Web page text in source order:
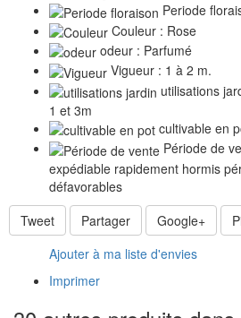
Periode
Couleur : Rose
odeur : Parfumé
Vigueur : 1 à 2 m.
utilisations
1 et 3m
cultivable en
Période de
expédiable rapidement hormis
défavorables
Tweet
Partager Google+
Ajouter à ma liste d'envies
Imprimer